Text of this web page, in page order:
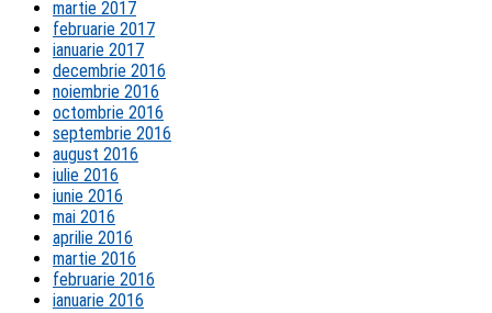
martie 2017
februarie 2017
ianuarie 2017
decembrie 2016
noiembrie 2016
octombrie 2016
septembrie 2016
august 2016
iulie 2016
iunie 2016
mai 2016
aprilie 2016
martie 2016
februarie 2016
ianuarie 2016